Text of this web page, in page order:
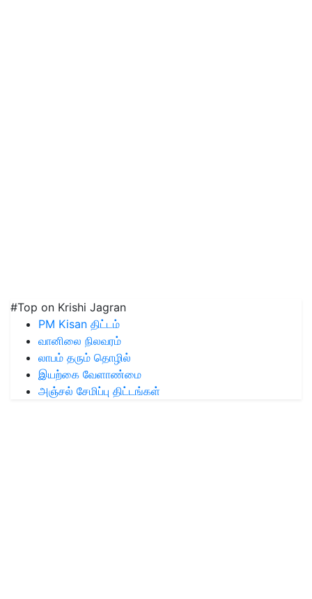
#Top on Krishi Jagran
PM Kisan திட்டம்
வானிலை நிலவரம்
லாபம் தரும் தொழில்
இயற்கை வேளாண்மை
அஞ்சல் சேமிப்பு திட்டங்கள்